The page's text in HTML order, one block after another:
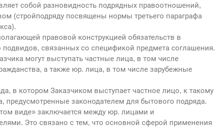
собой разновидность подрядных правоотношений,
(стройподряду посвящены нормы третьего параграфа
правовой конструкцией обязательств в
связанных со спецификой предмета соглашения.
могут выступать частные лица, в том числе
а также юр. лица, в том числе зарубежные
в котором Заказчиком выступает частное лицо, к такому
законодателем для бытового подряда.
виде» заключается между юр. лицами и
Это связано с тем, что основной сферой применения